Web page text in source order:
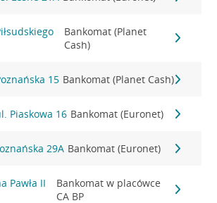
Bankomat (Planet
Cash)
15 Bankomat (Planet Cash)
Piaskowa 16 Bankomat (Euronet)
29A Bankomat (Euronet)
Pawła II
Bankomat w placówce
CA BP